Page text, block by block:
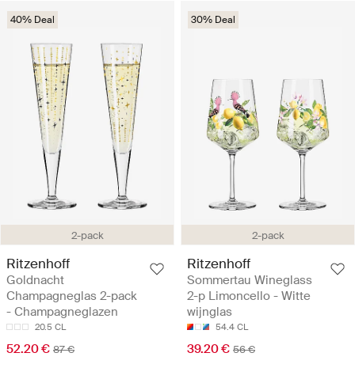
2-pack
40% Deal
Ritzenhoff
Goldnacht
Champagneglas 2-pack
- Champagneglazen
20.5 CL
52.20 € 87 €
2-pack
30% Deal
Ritzenhoff
Sommertau Wineglass
2-p Limoncello - Witte
wijnglas
54.4 CL
39.20 € 56 €